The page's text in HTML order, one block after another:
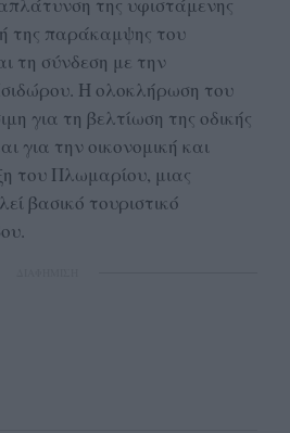
της παράκαμψης του
τη σύνδεση με την
Η ολοκλήρωση του
για τη βελτίωση της οδικής
για την οικονομική και
του Πλωμαρίου, μιας
βασικό τουριστικό